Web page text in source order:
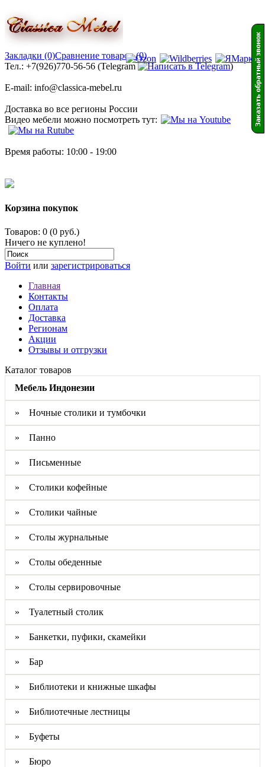
Закладки (0)Сравнение товаров (0)
Тел.: +7(926)770-56-56 (Telegram
)
E-mail: info@classica-mebel.ru
Доставка во все регионы России
Видео мебели можно посмотреть тут:
Время работы: 10:00 - 19:00
Корзина покупок
Товаров: 0 (0 руб.)
Ничего не куплено!
Войти или зарегистрироваться
Главная
Контакты
Оплата
Доставка
Регионам
Акции
Отзывы и отгрузки
Каталог товаров
Мебель Индонезии
» Ночные столики и тумбочки
» Панно
» Письменные
» Столики кофейные
» Столики чайные
» Столы журнальные
» Столы обеденные
» Столы сервировочные
» Туалетный столик
» Банкетки, пуфики, скамейки
» Бар
» Библиотеки и книжные шкафы
» Библиотечные лестницы
» Буфеты
» Бюро